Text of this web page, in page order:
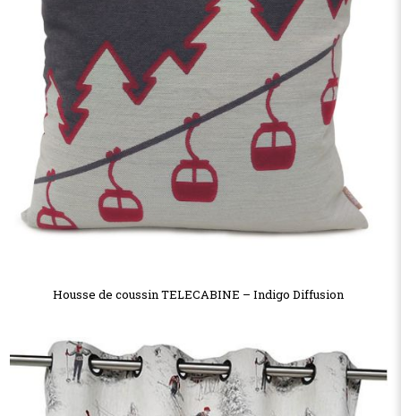
Housse de coussin TELECABINE – Indigo Diffusion